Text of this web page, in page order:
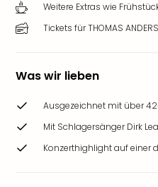
Weitere Extras wie
Tickets für THOMAS
Was wir lieben
Ausgezeichnet mit über
Mit Schlagersänger Dirk
Konzerthighlight auf einer